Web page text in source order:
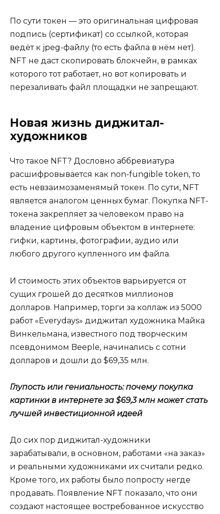
По сути токен — это оригинальная цифровая
подпись (сертификат) со ссылкой, которая
ведёт к jpeg-файлу (то есть файла в нём нет).
NFT не даст скопировать блокчейн, в рамках
которого тот работает, но вот копировать и
перезаливать файл площадки не запрещают.
Новая жизнь диджитал-
художников
Что такое NFT? Дословно аббревиатура
расшифровывается как non-fungible token, то
есть невзаимозаменямый токен. По сути, NFT
является аналогом ценных бумаг. Покупка NFT-
токена закрепляет за человеком право на
владение цифровым объектом в интернете:
гифки, картины, фотографии, аудио или
любого другого купленного им файла.
И стоимость этих объектов варьируется от
сущих грошей до десятков миллионов
долларов. Например, торги за коллаж из 5000
работ «Everydays» диджитал художника Майка
Винкельмана, известного под творческим
псевдонимом Beeple, начинались с сотни
долларов и дошли до $69,35 млн.
Глупость или гениальность: почему покупка
картинки в интернете за $69,3 млн может стать
лучшей инвестиционной идеей
До сих пор диджитал-художники
зарабатывали, в основном, работами «на заказ»
и реальными художниками их считали редко.
Кроме того, их работы было попросту негде
продавать. Появление NFT показало, что они
создают настоящее востребованное искусство